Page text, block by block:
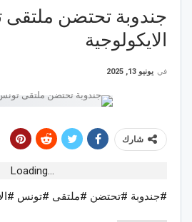
جندوبة تحتضن
الايكولوجية
في يونيو 13, 2025
شارك
Loading...
#جندوبة #تحتضن #ملتقى #تونس